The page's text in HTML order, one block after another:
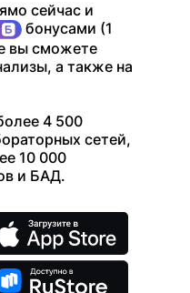
сейчас и
бонусами (1
вы сможете
а также на
4 500
сетей,
10 000
и БАД.